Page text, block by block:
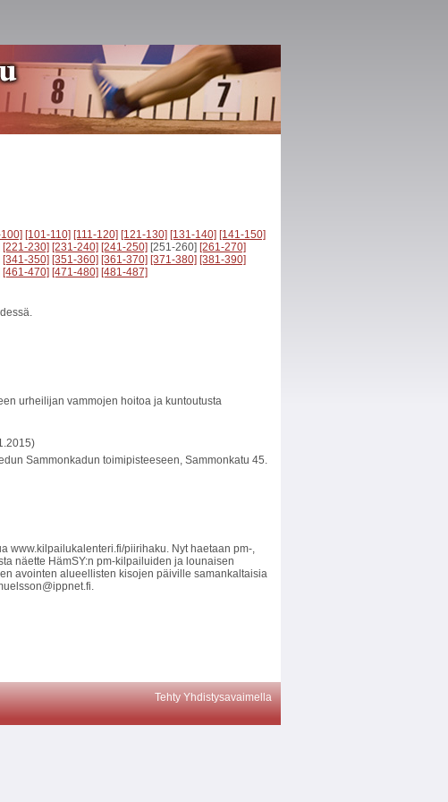
[101-110] [111-120] [121-130] [131-140] [141-150]
[221-230] [231-240] [241-250] [251-260] [261-270]
[341-350] [351-360] [361-370] [371-380] [381-390]
[461-470] [471-480] [481-487]
urheilijan vammojen hoitoa ja kuntoutusta
Sammonkadun toimipisteeseen, Sammonkatu 45.
www.kilpailukalenteri.fi/piirihaku. Nyt haetaan pm-,
näette HämSY:n pm-kilpailuiden ja lounaisen
avointen alueellisten kisojen päiville samankaltaisia
Tehty Yhdistysavaimella